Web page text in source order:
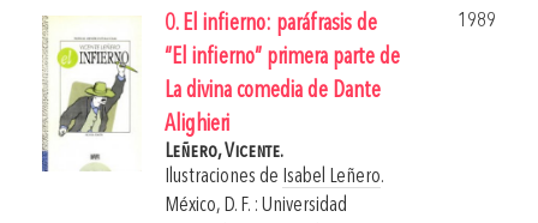
0. El infierno: paráfrasis de
“El infierno” primera parte de
La divina comedia de Dante
Alighieri
1989
Leñero, Vicente.
Ilustraciones de Isabel Leñero.
México, D. F. : Universidad